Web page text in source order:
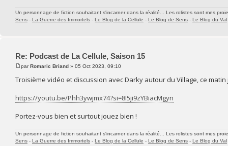
Un personnage de fiction souhaitant s'incarner dans la réalité... Les rolistes sont mes
Sens - La Guerre des Immortels - Le Blog de la Cellule - Le Blog de Sens - Le Blog du Val
Re: Podcast de La Cellule, Saison 15
parRomaric Briand » 05 Oct 2023, 09:10
Troisième vidéo et discussion avec Darky autour du Village, ce
https://youtu.be/Phh3ywjmx74?si=8I5ji9zYBiacMgyn
Portez-vous bien et surtout jouez bien !
Un personnage de fiction souhaitant s'incarner dans la réalité... Les rolistes sont mes
Sens - La Guerre des Immortels - Le Blog de la Cellule - Le Blog de Sens - Le Blog du Val